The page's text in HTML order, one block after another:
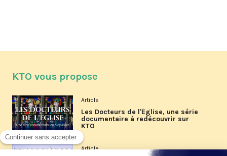
KTO vous propose
Article
Les Docteurs de l'Église, une série
documentaire à redécouvrir sur
KTO
Article